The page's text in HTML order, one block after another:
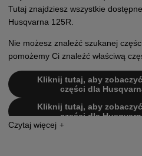
Tutaj znajdziesz wszystkie
Husqvarna 125R.
Nie możesz znaleźć szukanej
pomożemy Ci znaleźć właściwą
Kliknij tutaj, aby
części dla
Kliknij tutaj, aby
części dla